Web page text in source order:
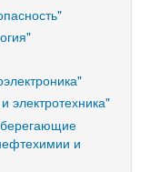
электротехника"
и